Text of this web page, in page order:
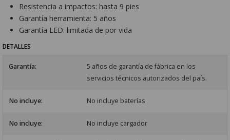
Resistencia a impactos: hasta 9 pies
Garantía herramienta: 5 años
Garantía LED: limitada de por vida
DETALLES
Garantía:
5 años de garantía de fábrica en los
servicios técnicos autorizados del país.
No incluye: No incluye baterías
No incluye: No incluye cargador